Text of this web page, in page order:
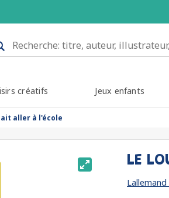
créatifs Jeux enfants
aller à l'école
LE
Lallemand